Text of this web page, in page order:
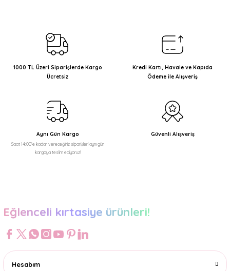
Ürün resmi kalitesiz, bozuk veya görüntülenemiyor.
Ürün açıklamasında eksik bilgiler bulunuyor.
Ürün bilgilerinde hatalar bulunuyor.
Bu ürüne benzer farklı alternatifler olmalı.
1000 TL Üzeri Siparişlerde Kargo
Ücretsiz
Kredi Kartı, Havale ve Kapıda
Ödeme ile Alışveriş
Aynı Gün Kargo
Saat 14:00'e kadar vereceğiniz siparişleri aynı gün
kargoya teslim ediyoruz!
Güvenli Alışveriş
Eğlenceli kırtasiye ürünleri!
Hesabım